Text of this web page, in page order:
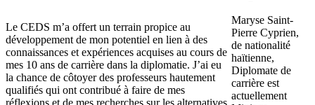
Le CEDS m’a offert un terrain propice au
développement de mon potentiel en lien à des
connaissances et expériences acquises au cours de
mes 10 ans de carrière dans la diplomatie. J’ai eu
la chance de côtoyer des professeurs hautement
qualifiés qui ont contribué à faire de mes
Maryse Saint-
Pierre Cyprien,
de nationalité
haïtienne,
Diplomate de
carrière est
actuellement